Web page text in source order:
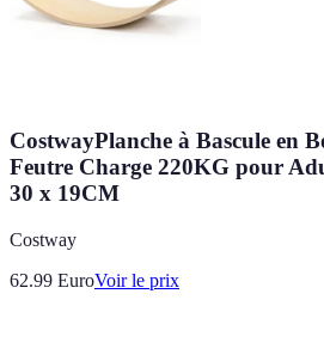
CostwayPlanche à Bascule en
Feutre Charge 220KG pour
30 x 19CM
Costway
62.99 EuroVoir le prix